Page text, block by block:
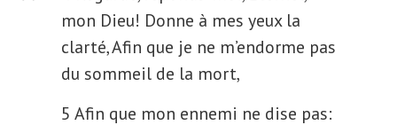
mon Dieu! Donne à mes yeux la
clarté, Afin que je ne m’endorme pas
du sommeil de la mort,
5 Afin que mon ennemi ne dise pas: